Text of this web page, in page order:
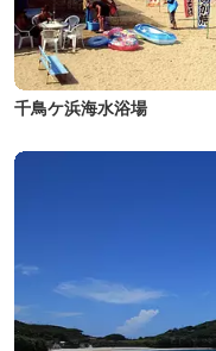
千鳥ケ浜海水浴場